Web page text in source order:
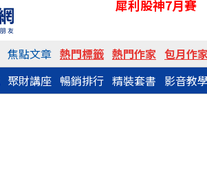
犀利股神7月賽
焦點文章 熱門標籤 熱門作家 包月作
聚財講座 暢銷排行 精裝套書 影音教